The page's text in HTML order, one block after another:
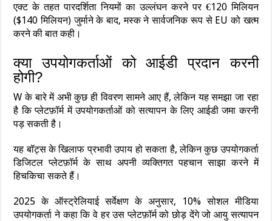
एक्ट के तहत पारदर्शिता नियमों का उल्लंघन करने पर €120 मिलियन
($140 मिलियन) जुर्माने के बाद, मस्क ने सार्वजनिक रूप से EU को खत्म
करने की बात कही।
क्या उपयोगकर्ताओं को आईडी प्रदान करनी
होगी?
W के बारे में अभी कुछ ही विवरण सामने आए हैं, लेकिन यह समझा जा रहा
है कि प्लेटफ़ॉर्म में उपयोगकर्ताओं को सत्यापन के लिए आईडी जमा करनी
पड़ सकती है।
यह बॉट्स के खिलाफ प्रभावी उपाय हो सकता है, लेकिन कुछ उपयोगकर्ता
डिजिटल प्लेटफ़ॉर्म के साथ अपनी व्यक्तिगत पहचान साझा करने में
हिचकिचा सकते हैं।
2025 के ऑस्ट्रेलियाई सर्वेक्षण के अनुसार, 10% सोशल मीडिया
उपयोगकर्ता ने कहा कि वे हर उस प्लेटफ़ॉर्म को छोड़ देंगे जो आयु सत्यापन